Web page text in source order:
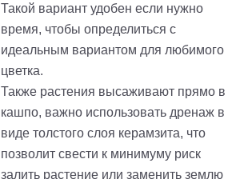
Такой вариант удобен если нужно
время, чтобы определиться с
идеальным вариантом для любимого
цветка.
Также растения высаживают прямо в
кашпо, важно использовать дренаж в
виде толстого слоя керамзита, что
позволит свести к минимуму риск
залить растение или заменить землю